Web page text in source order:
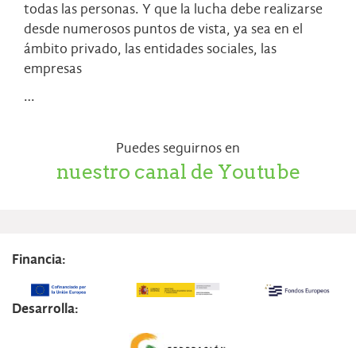
todas las personas. Y que la lucha debe realizarse
desde numerosos puntos de vista, ya sea en el
ámbito privado, las entidades sociales, las
empresas
…
Puedes seguirnos en
nuestro canal de Youtube
Financia:
Desarrolla: